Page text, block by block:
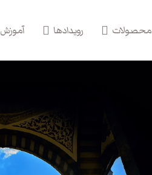
محصولات رویدادها آموزش